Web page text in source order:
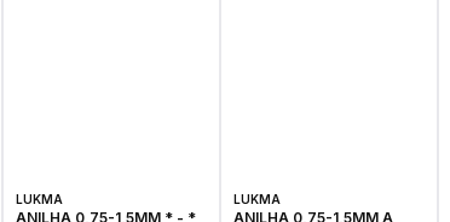
LUKMA
ANILHA 0,75-1,5MM * - *
LUKMA
ANILHA 0,75-1,5MM A